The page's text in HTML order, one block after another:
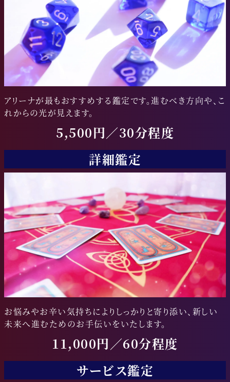
アリーナが最もおすすめする鑑定です。進むべき方向や、こ
れからの光が見えます。
5,500円／30分程度
詳細鑑定
お悩みやお辛い気持ちによりしっかりと寄り添い、新しい
未来へ進むためのお手伝いをいたします。
11,000円／60分程度
サービス鑑定